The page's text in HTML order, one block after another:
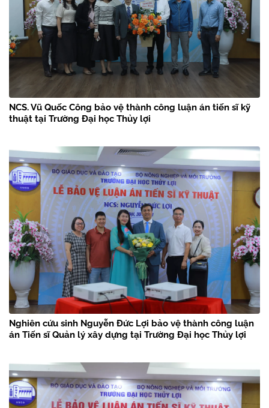
NCS. Vũ Quốc Công bảo vệ thành công luận án tiến sĩ kỹ
thuật tại Trường Đại học Thủy lợi
Nghiên cứu sinh Nguyễn Đức Lợi bảo vệ thành công luận
án Tiến sĩ Quản lý xây dựng tại Trường Đại học Thủy lợi